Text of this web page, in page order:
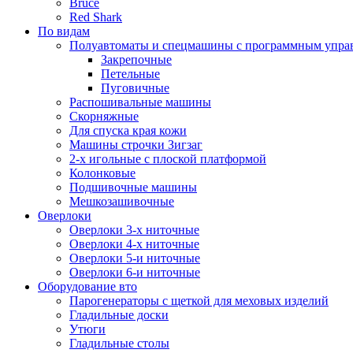
Bruce
Red Shark
По видам
Полуавтоматы и спецмашины с программным
Закрепочные
Петельные
Пуговичные
Распошивальные машины
Скорняжные
Для спуска края кожи
Машины строчки Зигзаг
2-х игольные с плоской платформой
Колонковые
Подшивочные машины
Мешкозашивочные
Оверлоки
Оверлоки 3-х ниточные
Оверлоки 4-х ниточные
Оверлоки 5-и ниточные
Оверлоки 6-и ниточные
Оборудование вто
Парогенераторы с щеткой для меховых изделий
Гладильные доски
Утюги
Гладильные столы